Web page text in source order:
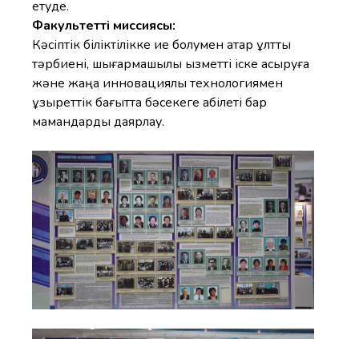
етуде.
Факультеттің миссиясы:
Кәсіптік біліктілікке ие болумен қатар ұлттық
тәрбиені, шығармашылық қызметті іске асыруға
және жаңа инновациялық технологиямен
құзыреттік бағытта бәсекеге қабілеті бар
мамандарды даярлау.